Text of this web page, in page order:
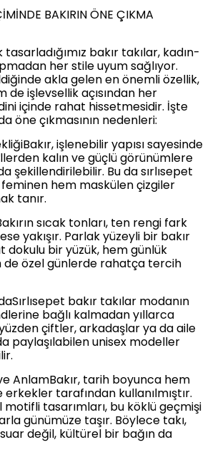
BAKIRIN ÖNE ÇIKMA
bakır takılar, kadın-
her stile uyum sağlıyor.
akla gelen en önemli özellik,
işlevsellik açısından her
içinde rahat hissetmesidir. İşte
öne çıkmasının nedenleri:
işlenebilir yapısı sayesinde
kalın ve güçlü görünümlere
şekillendirilebilir. Bu da sırlısepet
hem maskülen çizgiler
tanır.
sıcak tonları, ten rengi fark
yakışır. Parlak yüzeyli bir bakır
dokulu bir yüzük, hem günlük
de özel günlerde rahatça tercih
bakır takılar modanın
bağlı kalmadan yıllarca
çiftler, arkadaşlar ya da aile
paylaşılabilen unisex modeller
AnlamBakır, tarih boyunca hem
tarafından kullanılmıştır.
motifli tasarımları, bu köklü geçmişi
günümüze taşır. Böylece takı,
değil, kültürel bir bağın da